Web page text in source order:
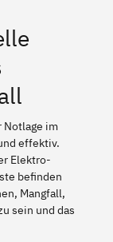
Notlage im
effektiv.
Elektro-
befinden
Mangfall,
sein und das